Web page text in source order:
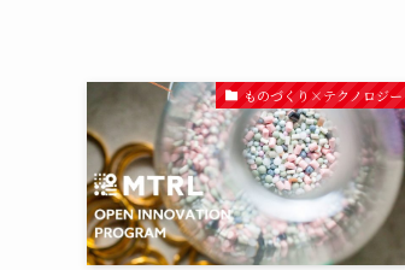
ものづくり×テクノロジー